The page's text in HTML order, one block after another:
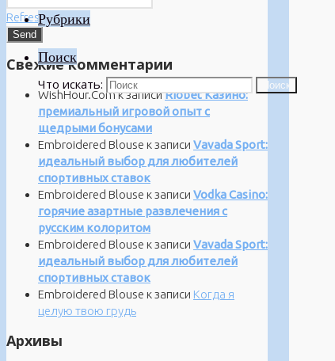
Рубрики
Поиск
Что искать: Поиск
Refresh
Свежие комментарии
WishHour.Comк записиRiobet Казино:
премиальный игровой опыт с
щедрыми бонусами
Embroidered Blouse к записи Vavada Sport:
идеальный выбор для любителей
спортивных ставок
Embroidered Blouse к записи Vodka Casino:
горячие азартные развлечения с
русским колоритом
Embroidered Blouse к записи Vavada Sport:
идеальный выбор для любителей
спортивных ставок
Embroidered Blouse к записи Когда я
целую твою грудь
Архивы